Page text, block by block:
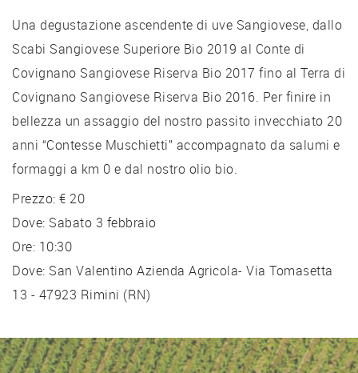
Una degustazione ascendente di uve Sangiovese, dallo
Scabi Sangiovese Superiore Bio 2019 al Conte di
Covignano Sangiovese Riserva Bio 2017 fino al Terra di
Covignano Sangiovese Riserva Bio 2016. Per finire in
bellezza un assaggio del nostro passito invecchiato 20
anni “Contesse Muschietti” accompagnato da salumi e
formaggi a km 0 e dal nostro olio bio.
Prezzo: € 20
Dove: Sabato 3 febbraio
Ore: 10:30
Dove: San Valentino Azienda Agricola- Via Tomasetta
13 - 47923 Rimini (RN)